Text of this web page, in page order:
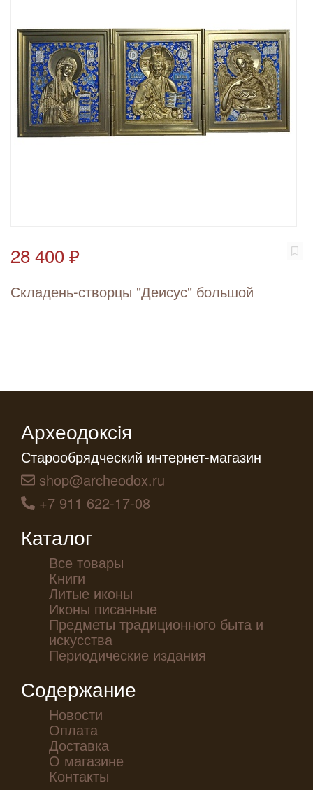
28 400 ₽
Складень-створцы "Деисус" большой
Археодоксiя
Старообрядческий интернет-магазин
shop@archeodox.ru
+7 911 622-17-08
Каталог
Все товары
Книги
Литые иконы
Иконы писанные
Предметы традиционного быта и
искусства
Периодические издания
Содержание
Новости
Оплата
Доставка
О магазине
Контакты